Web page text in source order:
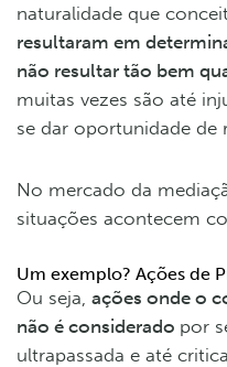
naturalidade que
resultaram em
não resultar tão bem
muitas vezes são até
se dar oportunidade de
No mercado da
situações acontecem
Um exemplo? Ações de
Ou seja, ações onde o
não é considerado por
ultrapassada e até